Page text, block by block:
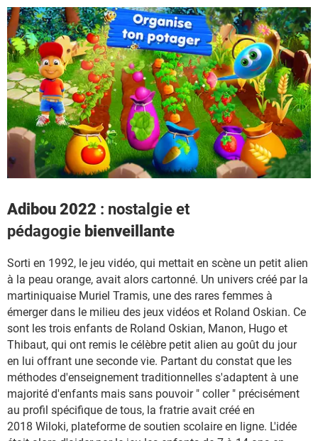
Adibou 2022 : nostalgie et
pédagogie bienveillante
Sorti en 1992, le jeu vidéo, qui mettait en scène un petit alien
à la peau orange, avait alors cartonné. Un univers créé par la
martiniquaise Muriel Tramis, une des rares femmes à
émerger dans le milieu des jeux vidéos et Roland Oskian. Ce
sont les trois enfants de Roland Oskian, Manon, Hugo et
Thibaut, qui ont remis le célèbre petit alien au goût du jour
en lui offrant une seconde vie. Partant du constat que les
méthodes d'enseignement traditionnelles s'adaptent à une
majorité d'enfants mais sans pouvoir " coller " précisément
au profil spécifique de tous, la fratrie avait créé en
2018 Wiloki, plateforme de soutien scolaire en ligne. L'idée